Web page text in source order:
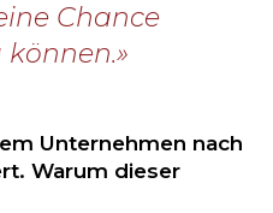
Chance
Unternehmen nach
Warum dieser